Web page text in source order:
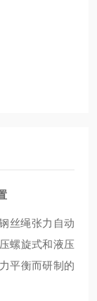
丝绳张力自动
螺旋式和液压
平衡而研制的